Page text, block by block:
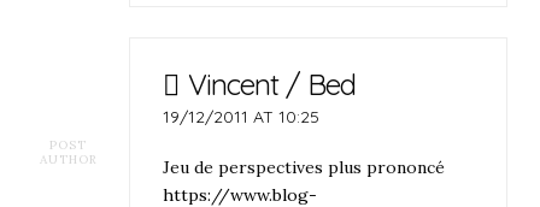
POST
AUTHOR
Vincent / Bed
19/12/2011 AT 10:25
Jeu de perspectives plus prononcé
https://www.blog-